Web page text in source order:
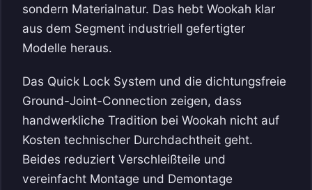
sondern Materialnatur. Das hebt Wookah klar
aus dem Segment industriell gefertigter
Modelle heraus.
Das Quick Lock System und die dichtungsfreie
Ground-Joint-Connection zeigen, dass
handwerkliche Tradition bei Wookah nicht auf
Kosten technischer Durchdachtheit geht.
Beides reduziert Verschleißteile und
vereinfacht Montage und Demontage